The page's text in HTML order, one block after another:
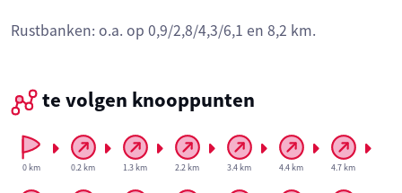
Rustbanken: o.a. op 0,9/2,8/4,3/6,1 en 8,2 km.
te volgen knooppunten
0 km 0.2 km 1.3 km 2.2 km 3.4 km 4.4 km 4.7 km